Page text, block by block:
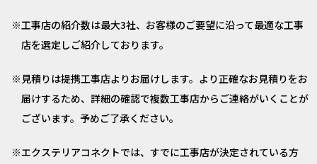
工事店の紹介数は最大3社、お客様のご要望に沿って最適な工事
店を選定しご紹介しております。
見積りは提携工事店よりお届けします。より正確なお見積りをお
届けするため、詳細の確認で複数工事店からご連絡がいくことが
ございます。予めご了承ください。
エクステリアコネクトでは、すでに工事店が決定されている方